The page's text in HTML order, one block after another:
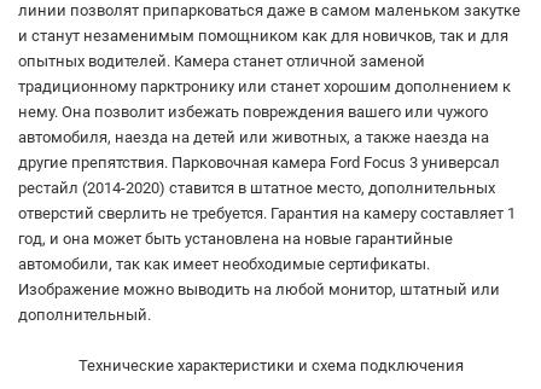
линии позволят припарковаться даже в самом маленьком закутке
и станут незаменимым помощником как для новичков, так и для
опытных водителей. Камера станет отличной заменой
традиционному парктронику или станет хорошим дополнением к
нему. Она позволит избежать повреждения вашего или чужого
автомобиля, наезда на детей или животных, а также наезда на
другие препятствия. Парковочная камера Ford Focus 3 универсал
рестайл (2014-2020) ставится в штатное место, дополнительных
отверстий сверлить не требуется. Гарантия на камеру составляет 1
год, и она может быть установлена на новые гарантийные
автомобили, так как имеет необходимые сертификаты.
Изображение можно выводить на любой монитор, штатный или
дополнительный.
Технические характеристики и схема подключения